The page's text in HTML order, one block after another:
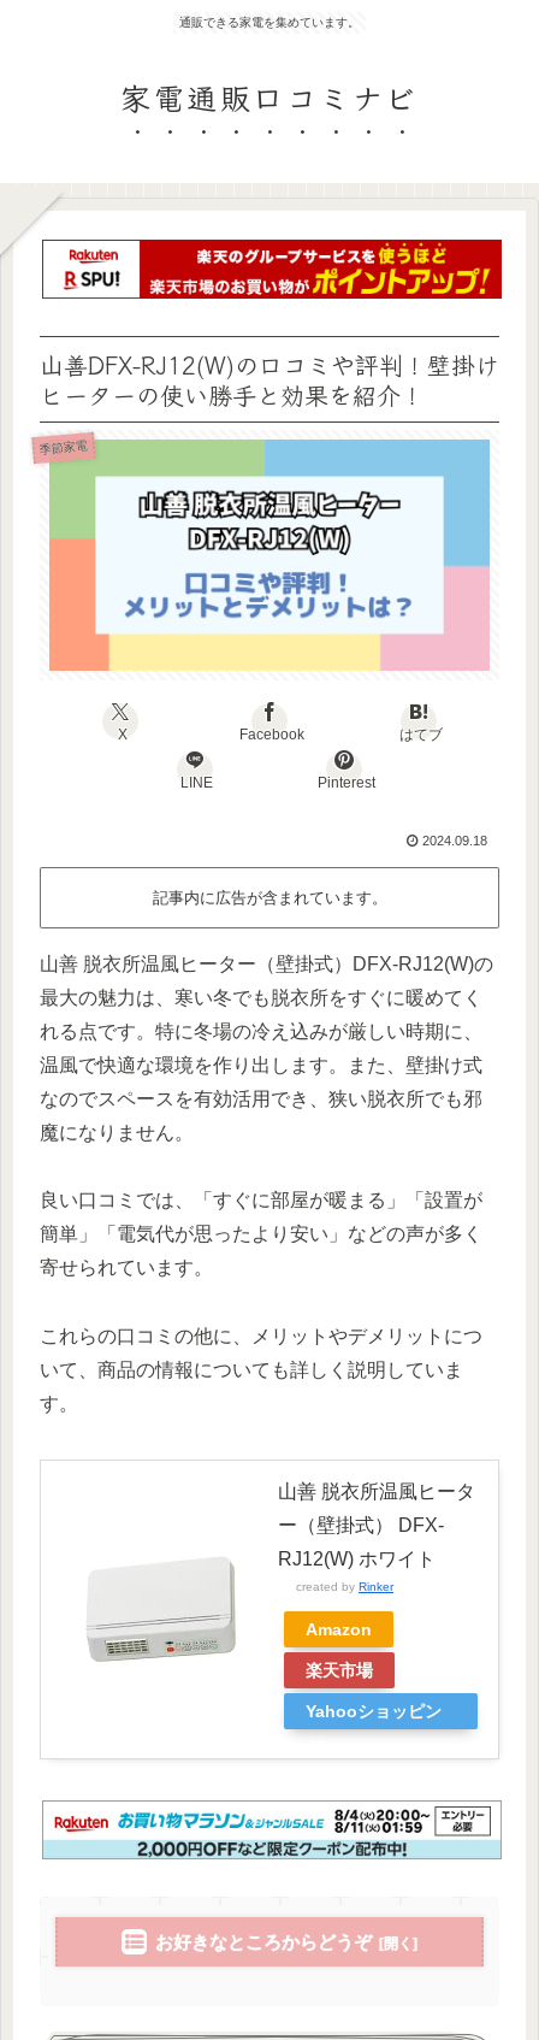
通販できる家電を集めています。
家電通販口コミナビ
山善DFX-RJ12(W)の口コミや評判！壁掛け
ヒーターの使い勝手と効果を紹介！
季節家電
X Facebook はてブ
LINE Pinterest
2024.09.18
記事内に広告が含まれています。
山善 脱衣所温風ヒーター（壁掛式）DFX-RJ12(W)の
最大の魅力は、寒い冬でも脱衣所をすぐに暖めてく
れる点です。特に冬場の冷え込みが厳しい時期に、
温風で快適な環境を作り出します。また、壁掛け式
なのでスペースを有効活用でき、狭い脱衣所でも邪
魔になりません。
良い口コミでは、「すぐに部屋が暖まる」「設置が
簡単」「電気代が思ったより安い」などの声が多く
寄せられています。
これらの口コミの他に、メリットやデメリットにつ
いて、商品の情報についても詳しく説明していま
す。
山善 脱衣所温風ヒータ
ー（壁掛式） DFX-
RJ12(W) ホワイト
created by Rinker
Amazon
楽天市場
Yahooショッピン
お好きなところからどうぞ